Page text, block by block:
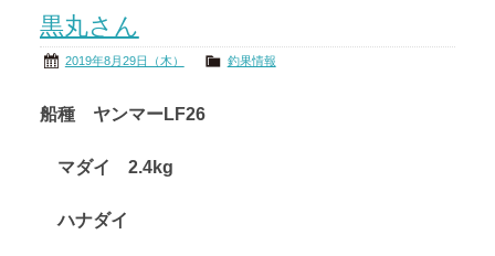
黒丸さん
2019年8月29日（木） 釣果情報
船種 ヤンマーLF26
マダイ 2.4kg
ハナダイ